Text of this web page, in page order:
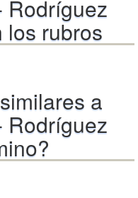
Rodríguez
los rubros
a
Rodríguez